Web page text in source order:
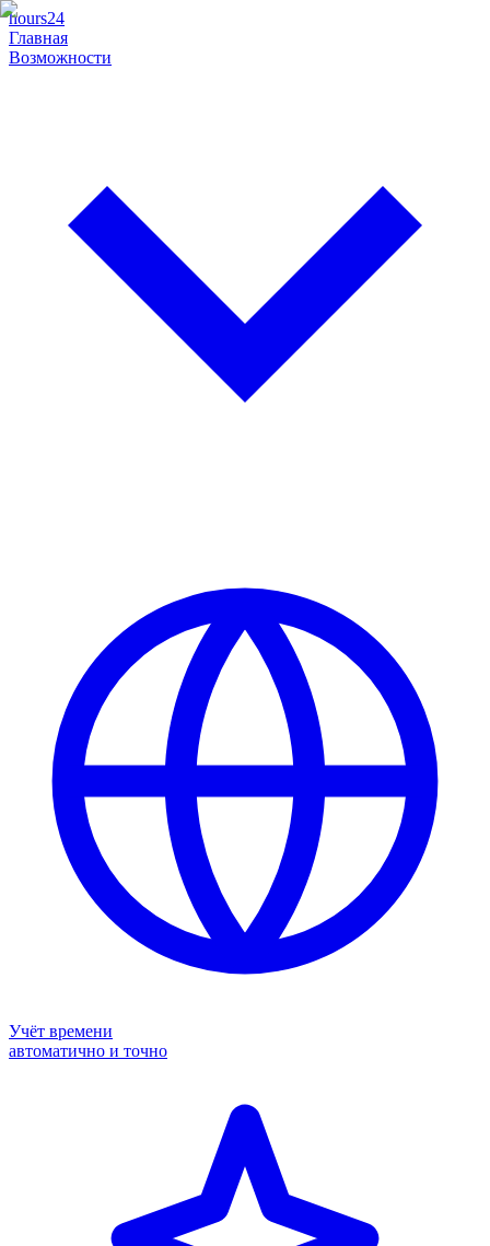
hours24
Главная
Возможности
Учёт времени
автоматично и точно